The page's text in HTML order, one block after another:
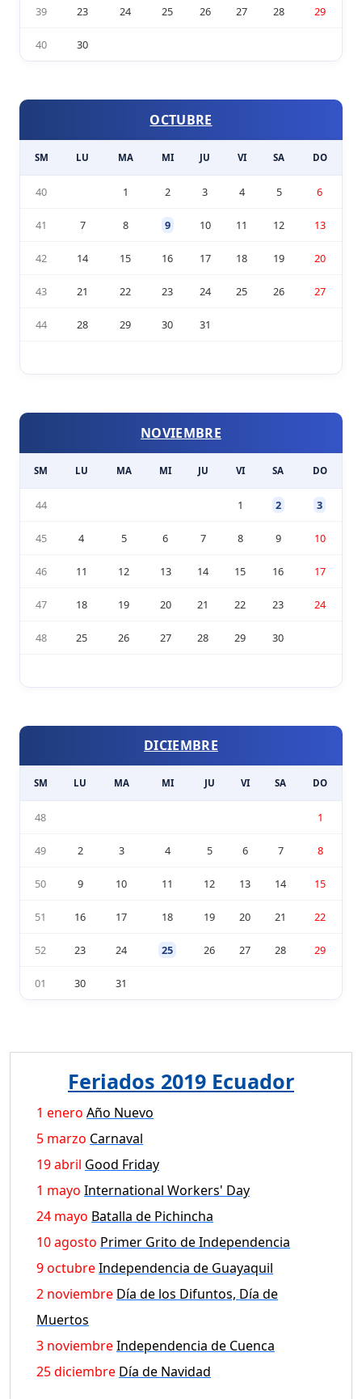
39 23 24 25 26 27 28 29
40 30
OCTUBRE
SM LU MA MI JU VI SA DO
40 1 2 3 4 5 6
41 7 8 9 10 11 12 13
42 14 15 16 17 18 19 20
43 21 22 23 24 25 26 27
44 28 29 30 31
NOVIEMBRE
SM LU MA MI JU VI SA DO
44 1 2 3
45 4 5 6 7 8 9 10
46 11 12 13 14 15 16 17
47 18 19 20 21 22 23 24
48 25 26 27 28 29 30
DICIEMBRE
SM LU MA MI JU VI SA DO
48 1
49 2 3 4 5 6 7 8
50 9 10 11 12 13 14 15
51 16 17 18 19 20 21 22
52 23 24 25 26 27 28 29
01 30 31
Feriados 2019 Ecuador
1 enero Año Nuevo
5 marzo Carnaval
19 abril Good Friday
1 mayo International Workers' Day
24 mayo Batalla de Pichincha
10 agosto Primer Grito de Independencia
9 octubreIndependencia de Guayaquil
2 noviembre Día de los Difuntos, Día de
Muertos
3 noviembreIndependencia de Cuenca
25 diciembre Día de Navidad